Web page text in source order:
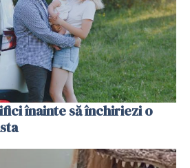
înainte să închiriezi o